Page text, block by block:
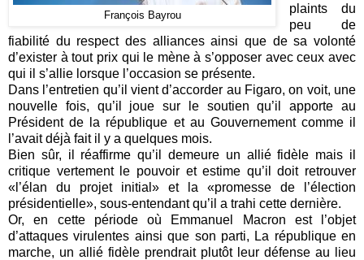
François Bayrou
plaints du
peu de
fiabilité du respect des alliances ainsi que de sa volonté
d’exister à tout prix qui le mène à s’opposer avec ceux avec
qui il s’allie lorsque l’occasion se présente.
Dans l’entretien qu’il vient d’accorder au Figaro, on voit, une
nouvelle fois, qu’il joue sur le soutien qu’il apporte au
Président de la république et au Gouvernement comme il
l’avait déjà fait il y a quelques mois.
Bien sûr, il réaffirme qu’il demeure un allié fidèle mais il
critique vertement le pouvoir et estime qu’il doit retrouver
«l’élan du projet initial» et la «promesse de l’élection
présidentielle», sous-entendant qu’il a trahi cette dernière.
Or, en cette période où Emmanuel Macron est l’objet
d’attaques virulentes ainsi que son parti, La république en
marche, un allié fidèle prendrait plutôt leur défense au lieu